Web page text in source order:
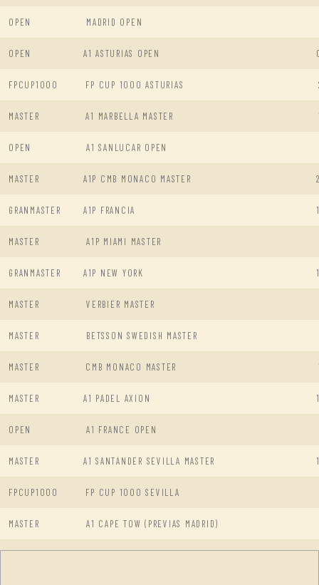
OPEN MADRID OPEN
OPEN A1 ASTURIAS OPEN
FPCUP1000 FP CUP 1000 ASTURIAS
MASTER A1 MARBELLA MASTER
OPEN A1 SANLUCAR OPEN
MASTER A1P CMB MONACO MASTER
GRANMASTER A1P FRANCIA
MASTER A1P MIAMI MASTER
GRANMASTER A1P NEW YORK
MASTER VERBIER MASTER
MASTER BETSSON SWEDISH MASTER
MASTER CMB MONACO MASTER
MASTER A1 PADEL AXION
OPEN A1 FRANCE OPEN
MASTER A1 SANTANDER SEVILLA MASTER
FPCUP1000 FP CUP 1000 SEVILLA
MASTER A1 CAPE TOW (PREVIAS MADRID)